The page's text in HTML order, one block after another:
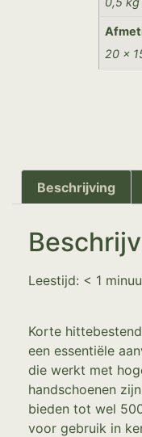
20 ×
Beschrijving
Leestijd: < 1
Korte
een essentiële
die werkt met
handschoenen
bieden tot wel
voor gebruik in